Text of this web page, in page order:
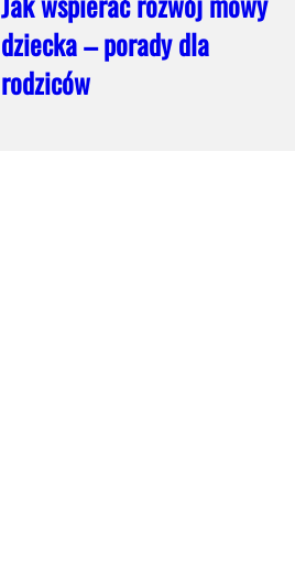
dziecka – porady dla
rodziców